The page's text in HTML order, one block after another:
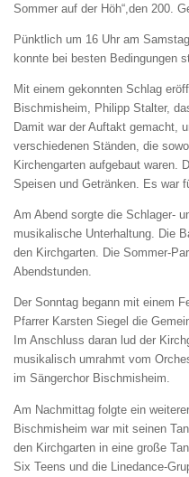
Sommer auf der Höh“,den 200.
Pünktlich um 16 Uhr am
konnte bei besten Bedingungen
Mit einem gekonnten Schlag
Bischmisheim, Philipp Stalter,
Damit war der Auftakt gemacht,
verschiedenen Ständen, die
Kirchengarten aufgebaut waren.
Speisen und Getränken. Es war
Am Abend sorgte die Schlager-
musikalische Unterhaltung. Die
den Kirchgarten. Die Sommer-
Abendstunden.
Der Sonntag begann mit einem
Pfarrer Karsten Siegel die
Im Anschluss daran lud der
musikalisch umrahmt vom
im Sängerchor Bischmisheim.
Am Nachmittag folgte ein
Bischmisheim war mit seinen
den Kirchgarten in eine große
Six Teens und die Linedance-